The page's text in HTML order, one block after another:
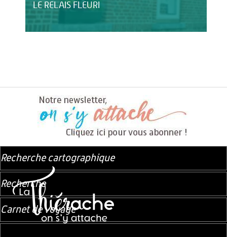
LE RELAIS FLEURI
Recherche cartographique
Recherche
Carnet de voyage